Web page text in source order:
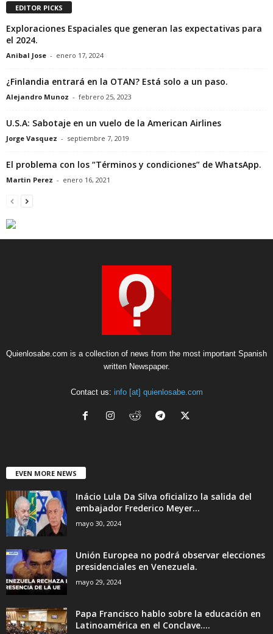
EDITOR PICKS
Exploraciones Espaciales que generan las expectativas para
el 2024.
Anibal Jose - enero 17, 2024
¿Finlandia entrará en la OTAN? Está solo a un paso.
Alejandro Munoz - febrero 25, 2023
U.S.A: Sabotaje en un vuelo de la American Airlines
Jorge Vasquez - septiembre 7, 2019
El problema con los “Términos y condiciones” de WhatsApp.
Martin Perez - enero 16, 2021
Quienlosabe.com is a collection of news from the most important Spanish
written Newspaper.
Contact us: info [at] quienlosabe.com
EVEN MORE NEWS
Inácio Lula Da Silva oficializo la salida del
embajador Frederico Meyer...
mayo 30, 2024
Unión Europea no podrá observar elecciones
presidenciales en Venezuela.
mayo 29, 2024
Papa Francisco hablo sobre la educación en
Latinoamérica en el Conclave....